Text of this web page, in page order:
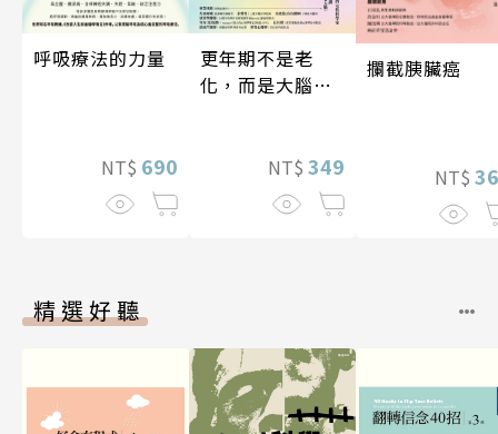
呼吸療法的力量
NT$ 690
更年期不是老
化，而是大腦重
NT$ 349
攔截胰臟癌
NT$
精選好聽